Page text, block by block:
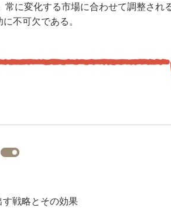
に変化する市場に合わせて調整され
不可欠である。
戦略とその効果